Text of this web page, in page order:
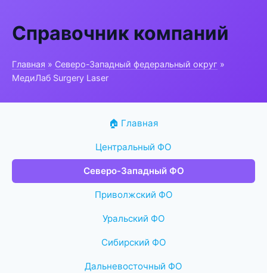
Справочник компаний
Главная » Северо-Западный федеральный округ »
МедиЛаб Surgery Laser
🏠 Главная
Центральный ФО
Северо-Западный ФО
Приволжский ФО
Уральский ФО
Сибирский ФО
Дальневосточный ФО